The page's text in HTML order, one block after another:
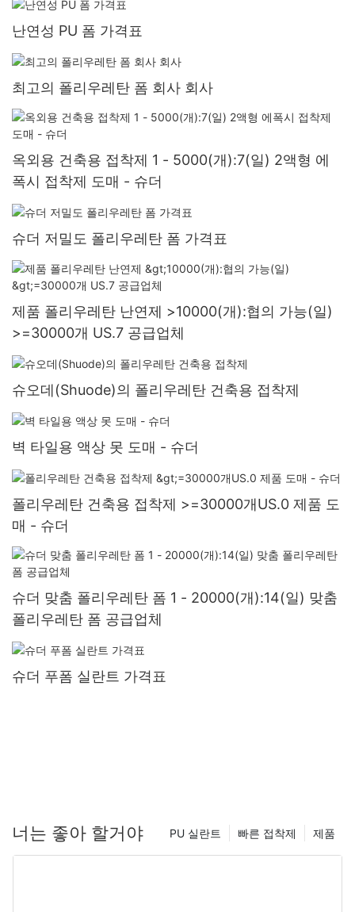
난연성 PU 폼 가격표
최고의 폴리우레탄 폼 회사 회사
옥외용 건축용 접착제 1 - 5000(개):7(일) 2액형 에
폭시 접착제 도매 - 슈더
슈더 저밀도 폴리우레탄 폼 가격표
제품 폴리우레탄 난연제 >10000(개):협의 가능(일)
>=30000개 US.7 공급업체
슈오데(Shuode)의 폴리우레탄 건축용 접착제
벽 타일용 액상 못 도매 - 슈더
폴리우레탄 건축용 접착제 >=30000개US.0 제품 도
매 - 슈더
슈더 맞춤 폴리우레탄 폼 1 - 20000(개):14(일) 맞춤
폴리우레탄 폼 공급업체
슈더 푸폼 실란트 가격표
너는 좋아 할거야 제품
빠른 접착제
PU 실란트